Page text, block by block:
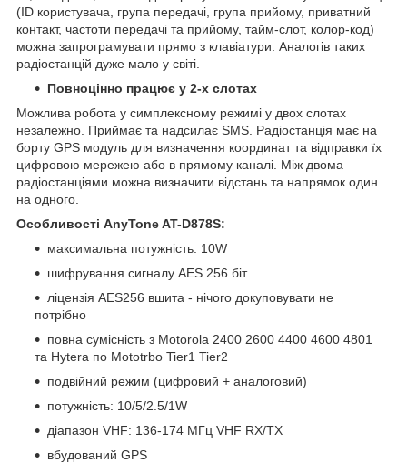
(ID користувача, група передачі, група прийому, приватний
контакт, частоти передачі та прийому, тайм-слот, колор-код)
можна запрограмувати прямо з клавіатури. Аналогів таких
радіостанцій дуже мало у світі.
Повноцінно працює у 2-х слотах
Можлива робота у симплексному режимі у двох слотах
незалежно. Приймає та надсилає SMS. Радіостанція має на
борту GPS модуль для визначення координат та відправки їх
цифровою мережею або в прямому каналі. Між двома
радіостанціями можна визначити відстань та напрямок один
на одного.
Особливості AnyTone AT-D878S:
максимальна потужність: 10W
шифрування сигналу AES 256 біт
ліцензія AES256 вшита - нічого докуповувати не
потрібно
повна сумісність з Motorola 2400 2600 4400 4600 4801
та Hytera по Mototrbo Tier1 Tier2
подвійний режим (цифровий + аналоговий)
потужність: 10/5/2.5/1W
діапазон VHF: 136-174 МГц VHF RX/TX
вбудований GPS